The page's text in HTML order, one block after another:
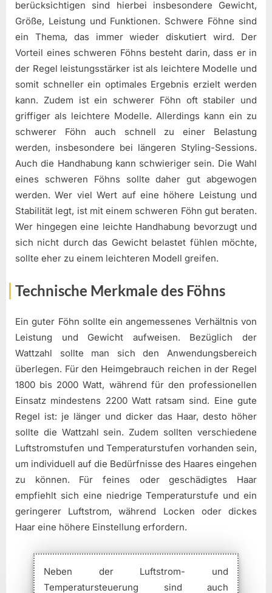
berücksichtigen sind hierbei insbesondere Gewicht,
Größe, Leistung und Funktionen. Schwere Föhne sind
ein Thema, das immer wieder diskutiert wird. Der
Vorteil eines schweren Föhns besteht darin, dass er in
der Regel leistungsstärker ist als leichtere Modelle und
somit schneller ein optimales Ergebnis erzielt werden
kann. Zudem ist ein schwerer Föhn oft stabiler und
griffiger als leichtere Modelle. Allerdings kann ein zu
schwerer Föhn auch schnell zu einer Belastung
werden, insbesondere bei längeren Styling-Sessions.
Auch die Handhabung kann schwieriger sein. Die Wahl
eines schweren Föhns sollte daher gut abgewogen
werden. Wer viel Wert auf eine höhere Leistung und
Stabilität legt, ist mit einem schweren Föhn gut beraten.
Wer hingegen eine leichte Handhabung bevorzugt und
sich nicht durch das Gewicht belastet fühlen möchte,
sollte eher zu einem leichteren Modell greifen.
Technische Merkmale des Föhns
Ein guter Föhn sollte ein angemessenes Verhältnis von
Leistung und Gewicht aufweisen. Bezüglich der
Wattzahl sollte man sich den Anwendungsbereich
überlegen. Für den Heimgebrauch reichen in der Regel
1800 bis 2000 Watt, während für den professionellen
Einsatz mindestens 2200 Watt ratsam sind. Eine gute
Regel ist: je länger und dicker das Haar, desto höher
sollte die Wattzahl sein. Zudem sollten verschiedene
Luftstromstufen und Temperaturstufen vorhanden sein,
um individuell auf die Bedürfnisse des Haares eingehen
zu können. Für feines oder geschädigtes Haar
empfiehlt sich eine niedrige Temperaturstufe und ein
geringerer Luftstrom, während Locken oder dickes
Haar eine höhere Einstellung erfordern.
Neben der Luftstrom- und
Temperatursteuerung sind auch